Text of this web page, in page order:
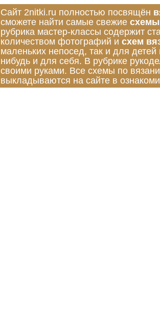
Сайт 2nitki.ru полностью посвящён
сможете найти самые свежие схемы
рубрика мастер-классы содержит
количеством фотографий и схем
маленьких непосед, так и для
нибудь и для себя. В рубрике
своими руками. Все схемы по
выкладываются на сайте в